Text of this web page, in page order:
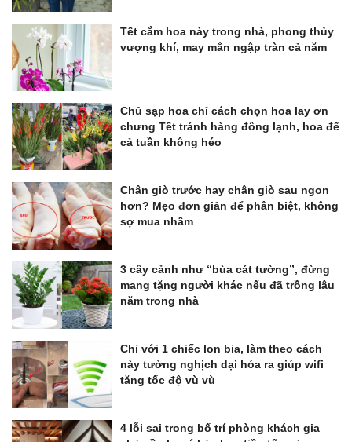
Tết cắm hoa này trong nhà, phong thủy
vượng khí, may mắn ngập tràn cả năm
Chủ sạp hoa chỉ cách chọn hoa lay ơn
chưng Tết tránh hàng đông lạnh, hoa để
cả tuần không héo
Chân giò trước hay chân giò sau ngon
hơn? Mẹo đơn giản để phân biệt, không
sợ mua nhầm
3 cây cảnh như “bùa cát tường”, đừng
mang tặng người khác nếu đã trồng lâu
năm trong nhà
Chỉ với 1 chiếc lon bia, làm theo cách
này tưởng nghịch dại hóa ra giúp wifi
tăng tốc độ vù vù
4 lỗi sai trong bố trí phòng khách gia